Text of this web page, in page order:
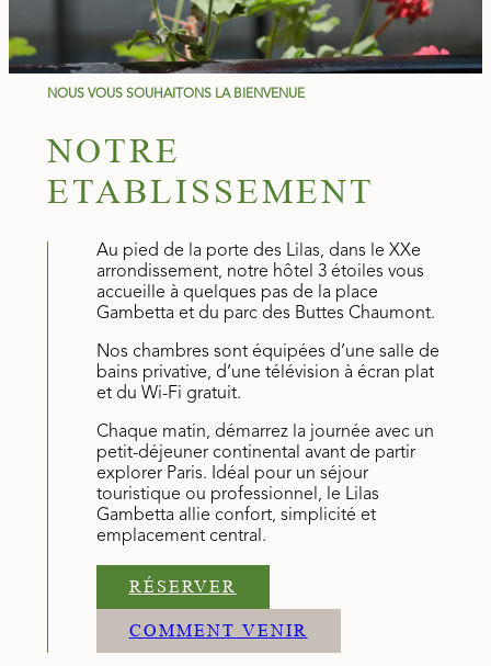
NOUS VOUS SOUHAITONS LA BIENVENUE
NOTRE
ETABLISSEMENT
Au pied de la porte des Lilas, dans le XXe
arrondissement, notre hôtel 3 étoiles vous
accueille à quelques pas de la place
Gambetta et du parc des Buttes Chaumont.
Nos chambres sont équipées d’une salle de
bains privative, d’une télévision à écran plat
et du Wi-Fi gratuit.
Chaque matin, démarrez la journée avec un
petit-déjeuner continental avant de partir
explorer Paris. Idéal pour un séjour
touristique ou professionnel, le Lilas
Gambetta allie confort, simplicité et
emplacement central.
RÉSERVER
COMMENT VENIR